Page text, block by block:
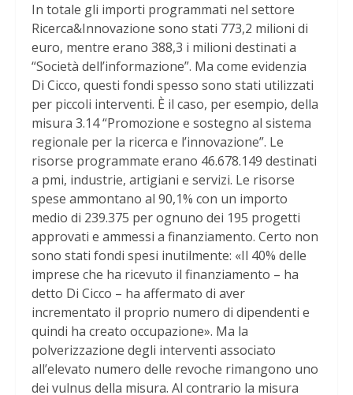
In totale gli importi programmati nel settore
Ricerca&Innovazione sono stati 773,2 milioni di
euro, mentre erano 388,3 i milioni destinati a
“Società dell’informazione”. Ma come evidenzia
Di Cicco, questi fondi spesso sono stati utilizzati
per piccoli interventi. È il caso, per esempio, della
misura 3.14 “Promozione e sostegno al sistema
regionale per la ricerca e l’innovazione”. Le
risorse programmate erano 46.678.149 destinati
a pmi, industrie, artigiani e servizi. Le risorse
spese ammontano al 90,1% con un importo
medio di 239.375 per ognuno dei 195 progetti
approvati e ammessi a finanziamento. Certo non
sono stati fondi spesi inutilmente: «Il 40% delle
imprese che ha ricevuto il finanziamento – ha
detto Di Cicco – ha affermato di aver
incrementato il proprio numero di dipendenti e
quindi ha creato occupazione». Ma la
polverizzazione degli interventi associato
all’elevato numero delle revoche rimangono uno
dei vulnus della misura. Al contrario la misura